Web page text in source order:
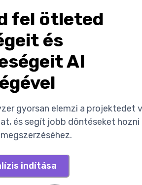
fel ötleted
és
AI
gyorsan elemzi a projektedet
és segít jobb döntéseket hozni
indítása